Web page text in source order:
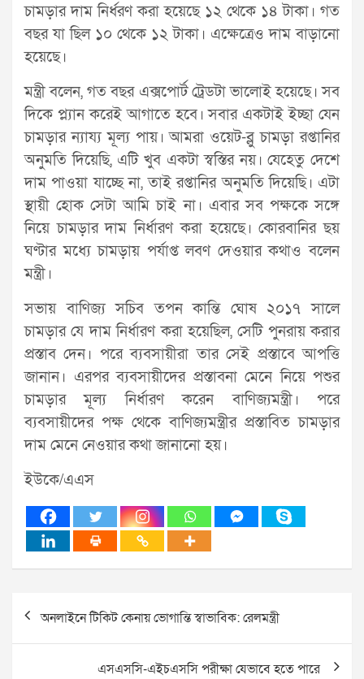
চামড়ার দাম নির্ধরণ করা হয়েছে ১২ থেকে ১৪ টাকা। গত
বছর যা ছিল ১০ থেকে ১২ টাকা। এক্ষেত্রেও দাম বাড়ানো
হয়েছে।
মন্ত্রী বলেন, গত বছর এক্সপোর্ট ট্রেডটা ভালোই হয়েছে। সব
দিকে প্ল্যান করেই আগাতে হবে। সবার একটাই ইচ্ছা যেন
চামড়ার ন্যায্য মূল্য পায়। আমরা ওয়েট-ব্লু চামড়া রপ্তানির
অনুমতি দিয়েছি, এটি খুব একটা স্বস্তির নয়। যেহেতু দেশে
দাম পাওয়া যাচ্ছে না, তাই রপ্তানির অনুমতি দিয়েছি। এটা
স্থায়ী হোক সেটা আমি চাই না। এবার সব পক্ষকে সঙ্গে
নিয়ে চামড়ার দাম নির্ধারণ করা হয়েছে। কোরবানির ছয়
ঘণ্টার মধ্যে চামড়ায় পর্যাপ্ত লবণ দেওয়ার কথাও বলেন
মন্ত্রী।
সভায় বাণিজ্য সচিব তপন কান্তি ঘোষ ২০১৭ সালে
চামড়ার যে দাম নির্ধারণ করা হয়েছিল, সেটি পুনরায় করার
প্রস্তাব দেন। পরে ব্যবসায়ীরা তার সেই প্রস্তাবে আপত্তি
জানান। এরপর ব্যবসায়ীদের প্রস্তাবনা মেনে নিয়ে পশুর
চামড়ার মূল্য নির্ধারণ করেন বাণিজ্যমন্ত্রী। পরে
ব্যবসায়ীদের পক্ষ থেকে বাণিজ্যমন্ত্রীর প্রস্তাবিত চামড়ার
দাম মেনে নেওয়ার কথা জানানো হয়।
ইউকে/এএস
Post
navigation
অনলাইনে টিকিট কেনায় ভোগান্তি স্বাভাবিক: রেলমন্ত্রী
এসএসসি-এইচএসসি পরীক্ষা যেভাবে হতে পারে